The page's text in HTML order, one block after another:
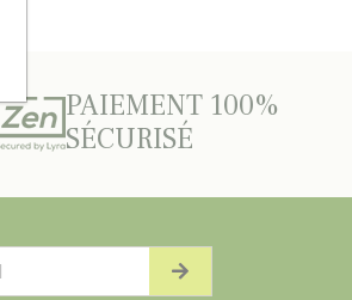
PAIEMENT 100%
SÉCURISÉ